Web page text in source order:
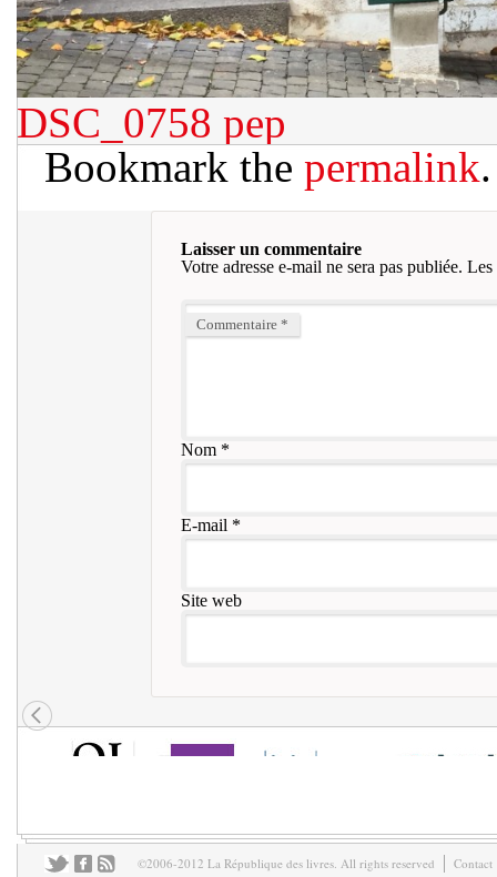
DSC_0758 pep
Bookmark the permalink.
Laisser un commentaire
Votre adresse e-mail ne sera pas publiée. Les
Commentaire *
Nom*
E-mail *
Site web
©2006-2012 La République des livres. All rights reserved Contact